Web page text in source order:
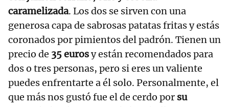
caramelizada. Los dos se sirven con una
generosa capa de sabrosas patatas fritas y estás
coronados por pimientos del padrón. Tienen un
precio de 35 eurosy están recomendados para
dos o tres personas, pero si eres un valiente
puedes enfrentarte a él solo. Personalmente, el
que más nos gustó fue el de cerdo por su